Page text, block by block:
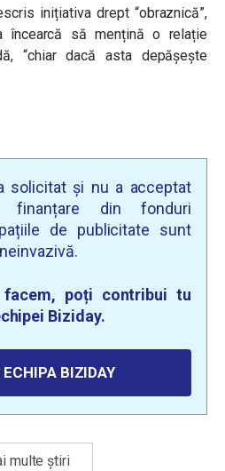
inițiativa drept “obraznică”,
încearcă să mențină o relație
“chiar dacă asta depășește
solicitat și nu a acceptat
din fonduri
de publicitate sunt
poți contribui tu
Biziday.
BIZIDAY
multe știri